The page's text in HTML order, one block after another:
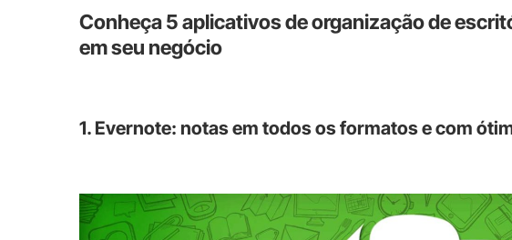
Conheça 5 aplicativos de organização de
em seu negócio
1. Evernote: notas em todos os formatos e com